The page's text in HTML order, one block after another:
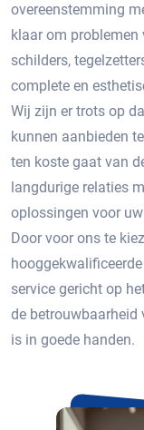
overeenstemming
klaar om problemen
schilders,
complete en
Wij zijn er trots op
kunnen aanbieden
ten koste gaat van
langdurige relaties
oplossingen voor
Door voor ons te
service gericht op
de betrouwbaarheid
is in goede handen.